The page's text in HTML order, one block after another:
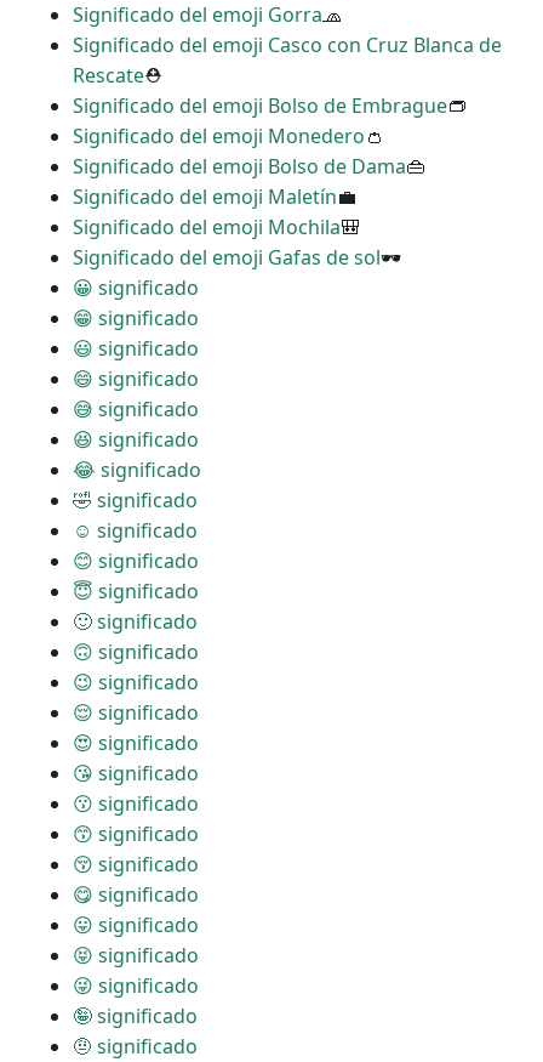
Significado del emoji Gorra🧢
Significado del emoji Casco con Cruz Blanca de
Rescate⛑
Significado del emoji Bolso de Embrague👝
Significado del emoji Monedero👛
Significado del emoji Bolso de Dama👜
Significado del emoji Maletín💼
Significado del emoji Mochila🎒
Significado del emoji Gafas de sol🕶
😀 significado
😁 significado
😃 significado
😄 significado
😅 significado
😆 significado
😂 significado
🤣 significado
☺ significado
😊 significado
😇 significado
🙂 significado
🙃 significado
😉 significado
😌 significado
😍 significado
😘 significado
😗 significado
😙 significado
😚 significado
😋 significado
😛 significado
😝 significado
😜 significado
🤪 significado
🤨 significado